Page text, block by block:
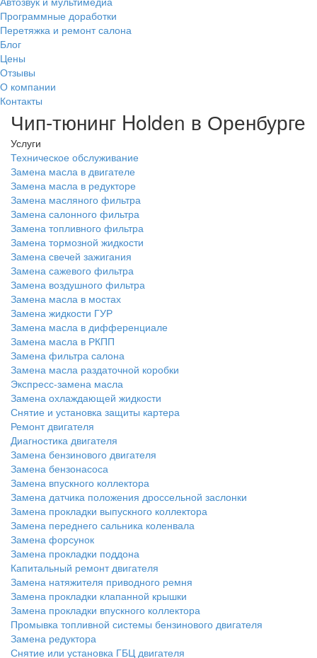
Программные доработки
Перетяжка и ремонт салона
Блог
Цены
Отзывы
О компании
Контакты
Чип-тюнинг Holden в Оренбурге
Услуги
Техническое обслуживание
Замена масла в двигателе
Замена масла в редукторе
Замена масляного фильтра
Замена салонного фильтра
Замена топливного фильтра
Замена тормозной жидкости
Замена свечей зажигания
Замена сажевого фильтра
Замена воздушного фильтра
Замена масла в мостах
Замена жидкости ГУР
Замена масла в дифференциале
Замена масла в РКПП
Замена фильтра салона
Замена масла раздаточной коробки
Экспресс-замена масла
Замена охлаждающей жидкости
Снятие и установка защиты картера
Ремонт двигателя
Диагностика двигателя
Замена бензинового двигателя
Замена бензонасоса
Замена впускного коллектора
Замена датчика положения дроссельной заслонки
Замена прокладки выпускного коллектора
Замена переднего сальника коленвала
Замена форсунок
Замена прокладки поддона
Капитальный ремонт двигателя
Замена натяжителя приводного ремня
Замена прокладки клапанной крышки
Замена прокладки впускного коллектора
Промывка топливной системы бензинового двигателя
Замена редуктора
Снятие или установка ГБЦ двигателя